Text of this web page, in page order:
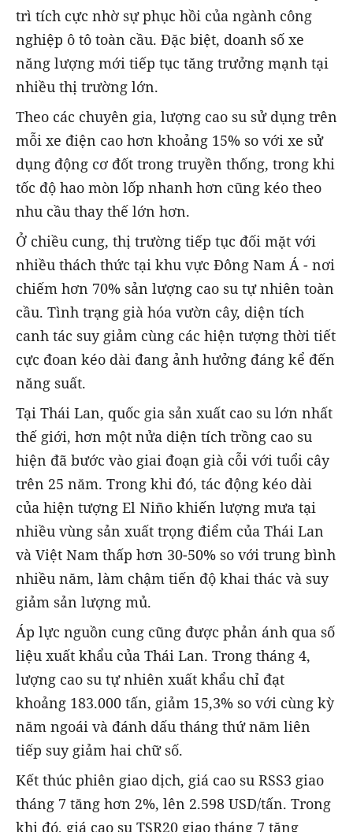
trì tích cực nhờ sự phục hồi của ngành công
nghiệp ô tô toàn cầu. Đặc biệt, doanh số xe
năng lượng mới tiếp tục tăng trưởng mạnh tại
nhiều thị trường lớn.
Theo các chuyên gia, lượng cao su sử dụng trên
mỗi xe điện cao hơn khoảng 15% so với xe sử
dụng động cơ đốt trong truyền thống, trong khi
tốc độ hao mòn lốp nhanh hơn cũng kéo theo
nhu cầu thay thế lớn hơn.
Ở chiều cung, thị trường tiếp tục đối mặt với
nhiều thách thức tại khu vực Đông Nam Á - nơi
chiếm hơn 70% sản lượng cao su tự nhiên toàn
cầu. Tình trạng già hóa vườn cây, diện tích
canh tác suy giảm cùng các hiện tượng thời tiết
cực đoan kéo dài đang ảnh hưởng đáng kể đến
năng suất.
Tại Thái Lan, quốc gia sản xuất cao su lớn nhất
thế giới, hơn một nửa diện tích trồng cao su
hiện đã bước vào giai đoạn già cỗi với tuổi cây
trên 25 năm. Trong khi đó, tác động kéo dài
của hiện tượng El Niño khiến lượng mưa tại
nhiều vùng sản xuất trọng điểm của Thái Lan
và Việt Nam thấp hơn 30-50% so với trung bình
nhiều năm, làm chậm tiến độ khai thác và suy
giảm sản lượng mủ.
Áp lực nguồn cung cũng được phản ánh qua số
liệu xuất khẩu của Thái Lan. Trong tháng 4,
lượng cao su tự nhiên xuất khẩu chỉ đạt
khoảng 183.000 tấn, giảm 15,3% so với cùng kỳ
năm ngoái và đánh dấu tháng thứ năm liên
tiếp suy giảm hai chữ số.
Kết thúc phiên giao dịch, giá cao su RSS3 giao
tháng 7 tăng hơn 2%, lên 2.598 USD/tấn. Trong
khi đó, giá cao su TSR20 giao tháng 7 tăng